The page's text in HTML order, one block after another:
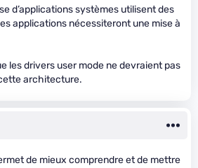
d’applications systèmes utilisent des
applications nécessiteront une mise à
les drivers user mode ne devraient pas
architecture.
de mieux comprendre et de mettre